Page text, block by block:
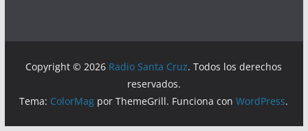
Copyright © 2026 Radio Santa Cruz. Todos los derechos
reservados.
Tema: ColorMag por ThemeGrill. Funciona conWordPress.